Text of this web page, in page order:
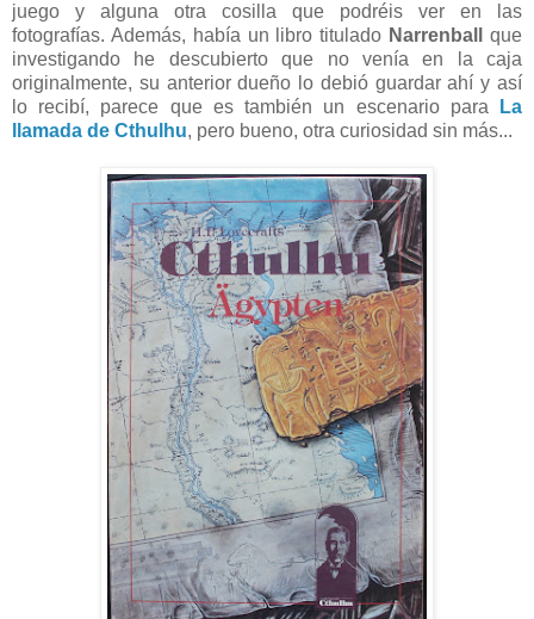
juego y alguna otra cosilla que podréis ver en las
fotografías. Además, había un libro titulado Narrenball
que
investigando he descubierto que no venía en la caja
originalmente, su anterior dueño lo debió guardar ahí y así
lo recibí, parece que es también un escenario para
La
llamada de Cthulhu, pero bueno, otra curiosidad sin más...